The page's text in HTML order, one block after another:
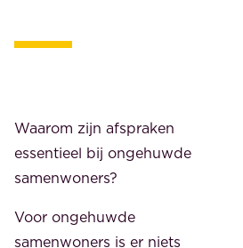
Waarom zijn afspraken
essentieel bij ongehuwde
samenwoners?
Voor ongehuwde
samenwoners is er niets